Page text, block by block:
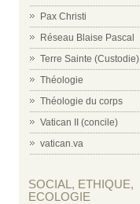
Pax Christi
Réseau Blaise Pascal
Terre Sainte (Custodie)
Théologie
Théologie du corps
Vatican II (concile)
vatican.va
SOCIAL, ETHIQUE,
ECOLOGIE